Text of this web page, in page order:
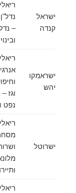
ישראל
קנדה
ריאלי –
נדל"ן
– נדל"ן
ובינוי
ישראמקו
ריאלי –
אנרגיה
וחיפושי
וגז –
נפט וגז
ישרוטל
ריאלי –
מסחר
ושרותים
מלונאות
ותיירות
ריאלי –